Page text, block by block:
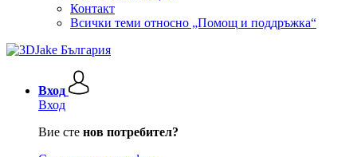
Контакт
Всички теми относно „Помощ и поддръжка“
Вход
Вход
Вие сте нов потребител?